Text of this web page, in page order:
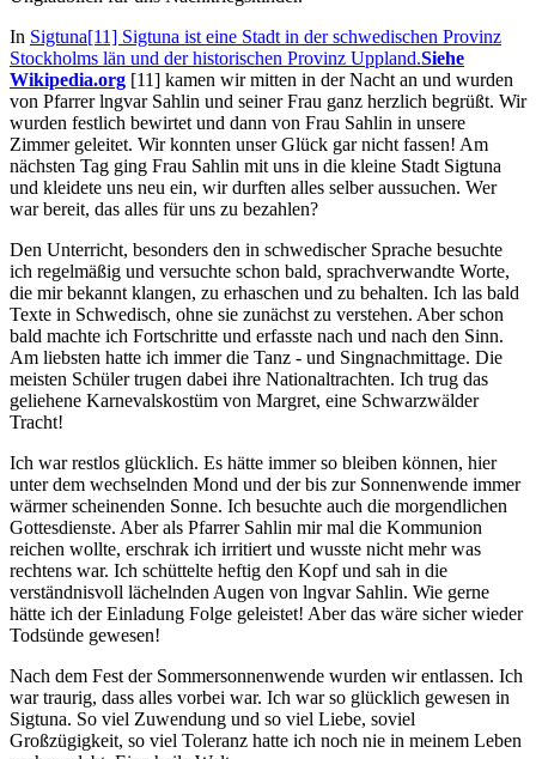
In Sigtuna[11] Sigtuna ist eine Stadt in der schwedischen Provinz
Stockholms län und der historischen Provinz Uppland.Siehe
Wikipedia.org [11] kamen wir mitten in der Nacht an und wurden
von Pfarrer lngvar Sahlin und seiner Frau ganz herzlich begrüßt. Wir
wurden festlich bewirtet und dann von Frau Sahlin in unsere
Zimmer geleitet. Wir konnten unser Glück gar nicht fassen! Am
nächsten Tag ging Frau Sahlin mit uns in die kleine Stadt Sigtuna
und kleidete uns neu ein, wir durften alles selber aussuchen. Wer
war bereit, das alles für uns zu bezahlen?
Den Unterricht, besonders den in schwedischer Sprache besuchte
ich regelmäßig und versuchte schon bald, sprachverwandte Worte,
die mir bekannt klangen, zu erhaschen und zu behalten. Ich las bald
Texte in Schwedisch, ohne sie zunächst zu verstehen. Aber schon
bald machte ich Fortschritte und erfasste nach und nach den Sinn.
Am liebsten hatte ich immer die Tanz - und Singnachmittage. Die
meisten Schüler trugen dabei ihre Nationaltrachten. Ich trug das
geliehene Karnevalskostüm von Margret, eine Schwarzwälder
Tracht!
Ich war restlos glücklich. Es hätte immer so bleiben können, hier
unter dem wechselnden Mond und der bis zur Sonnenwende immer
wärmer scheinenden Sonne. Ich besuchte auch die morgendlichen
Gottesdienste. Aber als Pfarrer Sahlin mir mal die Kommunion
reichen wollte, erschrak ich irritiert und wusste nicht mehr was
rechtens war. Ich schüttelte heftig den Kopf und sah in die
verständnisvoll lächelnden Augen von lngvar Sahlin. Wie gerne
hätte ich der Einladung Folge geleistet! Aber das wäre sicher wieder
Todsünde gewesen!
Nach dem Fest der Sommersonnenwende wurden wir entlassen. Ich
war traurig, dass alles vorbei war. Ich war so glücklich gewesen in
Sigtuna. So viel Zuwendung und so viel Liebe, soviel
Großzügigkeit, so viel Toleranz hatte ich noch nie in meinem Leben